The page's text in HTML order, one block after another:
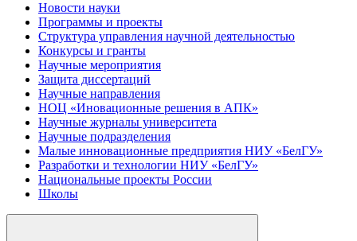
Новости науки
Программы и проекты
Структура управления научной деятельностью
Конкурсы и гранты
Научные мероприятия
Защита диссертаций
Научные направления
НОЦ «Иновационные решения в АПК»
Научные журналы университета
Научные подразделения
Малые инновационные предприятия НИУ «БелГУ»
Разработки и технологии НИУ «БелГУ»
Национальные проекты России
Школы